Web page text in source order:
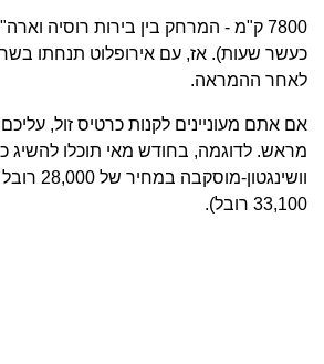
7800 ק"מ - המרחק בין בירות רוסיה
לאחר ההמראה.
אם אתם מעוניינים לקנות כרטיס זול,
מראש. לדוגמה, בחודש מאי תוכלו להשיג
וושינגטון-
33,100 רובל).